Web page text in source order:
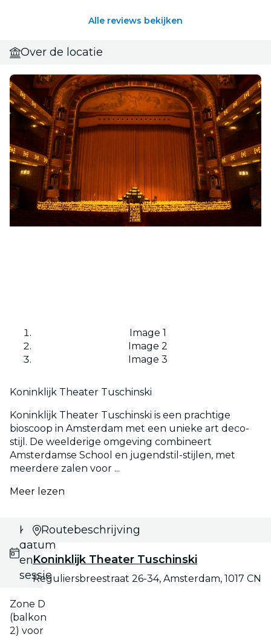
Alle reviews bekijken
Over de locatie
Image 1
Image 2
Image 3
Koninklijk Theater Tuschinski
Koninklijk Theater Tuschinski is een prachtige
bioscoop in Amsterdam met een unieke art deco-
stijl. De weelderige omgeving combineert
Amsterdamse School en jugendstil-stijlen, met
meerdere zalen voor ...
Meer lezen
Kies je
datum
en
sessie
Zone D
(balkon
2) voor
Routebeschrijving
Koninklijk Theater Tuschinski
Reguliersbreestraat 26-34, Amsterdam, 1017 CN